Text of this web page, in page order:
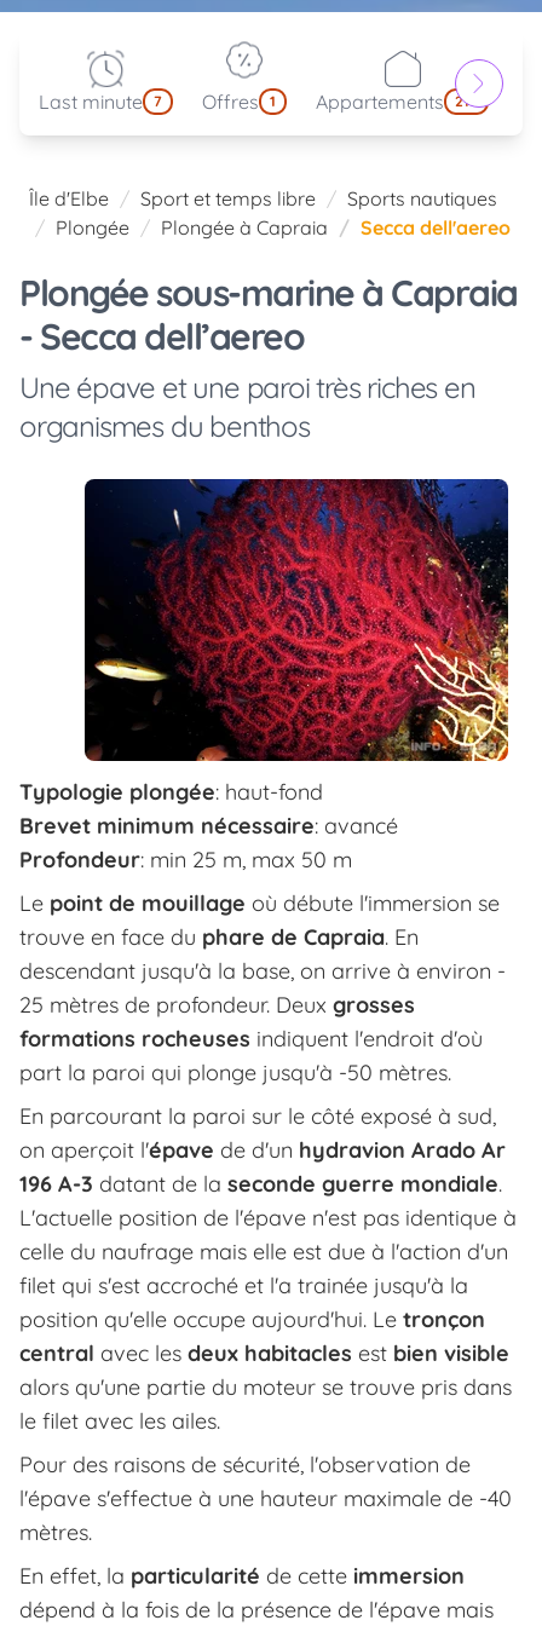
Last minute 7 Offres 1 Appartements 214
Île d'Elbe Sport et temps libre
Sports nautiques
Plongée
Plongée à Capraia Secca dell'aereo
Plongée sous-marine à Capraia
- Secca dell’aereo
Une épave et une paroi très riches en
organismes du benthos
Typologie plongée: haut-fond
Brevet minimum nécessaire: avancé
Profondeur: min 25 m, max 50 m
Le point de mouillage où débute l'immersion se
trouve en face du phare de Capraia. En
descendant jusqu'à la base, on arrive à environ -
25 mètres de profondeur. Deux grosses
formations rocheuses indiquent l'endroit d'où
part la paroi qui plonge jusqu'à -50 mètres.
En parcourant la paroi sur le côté exposé à sud,
on aperçoit l'épave de d'un hydravion Arado Ar
196 A-3 datant de la seconde guerre mondiale.
L'actuelle position de l'épave n'est pas identique à
celle du naufrage mais elle est due à l'action d'un
filet qui s'est accroché et l'a trainée jusqu'à la
position qu'elle occupe aujourd'hui. Le tronçon
central avec les deux habitacles est bien visible
alors qu'une partie du moteur se trouve pris dans
le filet avec les ailes.
Pour des raisons de sécurité, l'observation de
l'épave s'effectue à une hauteur maximale de -40
mètres.
En effet, la particularité de cette immersion
dépend à la fois de la présence de l'épave mais